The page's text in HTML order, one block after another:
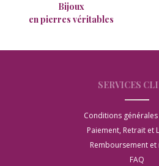
Bijoux
en pierres véritables
SERVICES
Conditions
Paiement, Retrait et
Remboursement
FAQ